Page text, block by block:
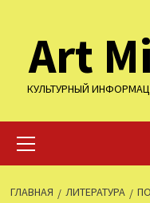
содержимому
Art
КУЛЬТУРНЫЙ
меню
ГЛАВНАЯ ЛИТЕРАТУРА